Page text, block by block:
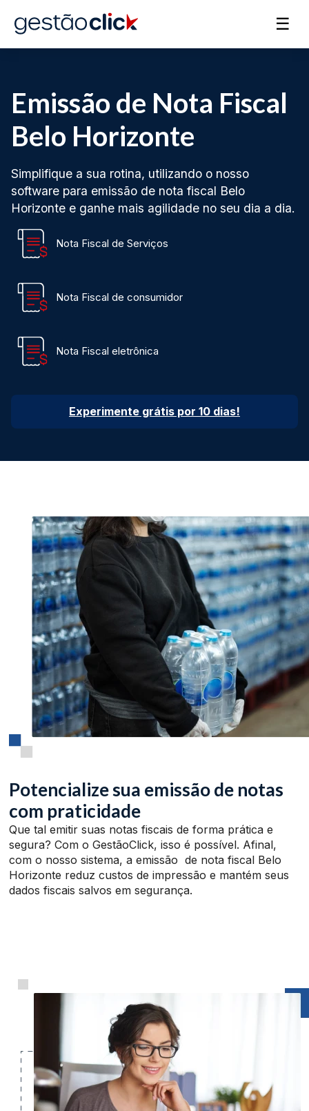
☰
Emissão de Nota Fiscal
Belo Horizonte
Simplifique a sua rotina, utilizando o nosso
software para emissão de nota fiscal Belo
Horizonte e ganhe mais agilidade no seu dia a dia.
Nota Fiscal eletrônica
Nota Fiscal de consumidor
Nota Fiscal de Serviços
Experimente grátis por 10 dias!
Potencialize sua emissão de notas
com praticidade
Que tal emitir suas notas fiscais de forma prática e
segura? Com o GestãoClick, isso é possível. Afinal,
com o nosso sistema, a emissão de nota fiscal Belo
Horizonte reduz custos de impressão e mantém seus
dados fiscais salvos em segurança.